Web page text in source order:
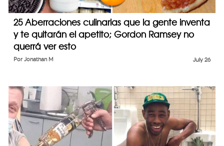
25 Aberraciones culinarias que la gente inventa
y te quitarán el apetito; Gordon Ramsey no
querrá ver esto
July 26
Por Jonathan M